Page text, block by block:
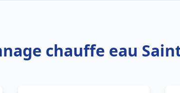
chauffe eau